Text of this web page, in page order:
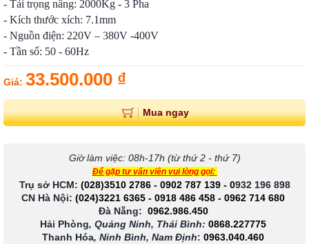
- Tải trọng nâng: 2000Kg - 3 Pha
- Kích thước xích: 7.1mm
- Nguồn điện: 220V – 380V -400V
- Tần số: 50 - 60Hz
Giá: 33.500.000 ₫
Mua ngay
Giờ làm việc: 08h-17h (từ thứ 2 - thứ 7)
Để gặp tư vấn viên vui lòng gọi:
Trụ sở HCM: (028)3510 2786 - 0902 787 139- 0932 196 898
CN Hà Nội: (024)3221 6365 - 0918 486 458 - 0962 714 680
Đà Nẵng: 0962.986.450
Hải Phòng, Quảng Ninh, Thái Bình: 0868.227775
Thanh Hóa, Ninh Bình, Nam Định: 0963.040.460